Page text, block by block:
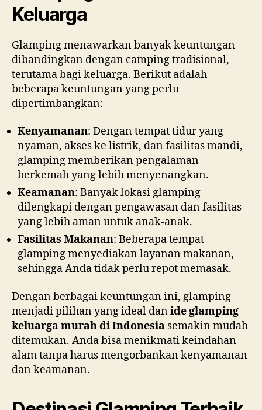
Keluarga
Glamping menawarkan banyak keuntungan
dibandingkan dengan camping tradisional,
terutama bagi keluarga. Berikut adalah
beberapa keuntungan yang perlu
dipertimbangkan:
Kenyamanan: Dengan tempat tidur yang
nyaman, akses ke listrik, dan fasilitas mandi,
glamping memberikan pengalaman
berkemah yang lebih menyenangkan.
Keamanan: Banyak lokasi glamping
dilengkapi dengan pengawasan dan fasilitas
yang lebih aman untuk anak-anak.
Fasilitas Makanan: Beberapa tempat
glamping menyediakan layanan makanan,
sehingga Anda tidak perlu repot memasak.
Dengan berbagai keuntungan ini, glamping
menjadi pilihan yang ideal danide glamping
keluarga murah di Indonesia semakin mudah
ditemukan. Anda bisa menikmati keindahan
alam tanpa harus mengorbankan kenyamanan
dan keamanan.